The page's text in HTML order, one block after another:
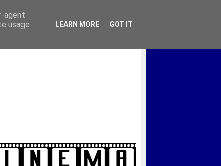
agent
usage
LEARN MORE GOT IT